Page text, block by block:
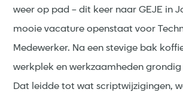
weer op pad – dit keer naar GEJE in
mooie vacature openstaat voor
Medewerker. Na een stevige bak
werkplek en werkzaamheden grondig
Dat leidde tot wat scriptwijzigingen,